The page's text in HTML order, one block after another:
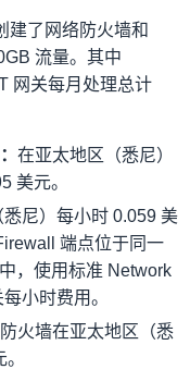
建了网络防火墙和
流量。其中
网关每月处理总计
在亚太地区（悉尼）
美元。
尼）每小时 0.059 美
端点位于同一
，使用标准 Network
小时费用。
防火墙在亚太地区（悉